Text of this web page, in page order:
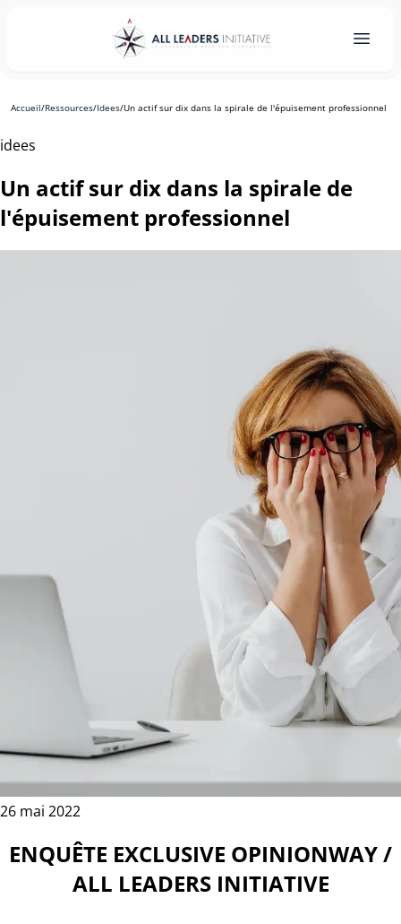
Accueil/Ressources/Idees/Un actif sur dix dans la spirale de l'épuisement professionnel
idees
Un actif sur dix dans la spirale de
l'épuisement professionnel
26 mai 2022
ENQUÊTE EXCLUSIVE OPINIONWAY /
ALL LEADERS INITIATIVE